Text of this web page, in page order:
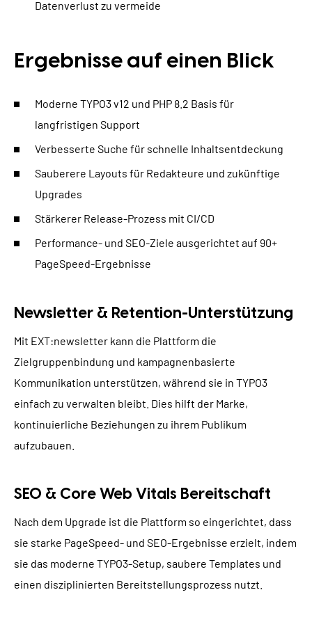
Datenverlust zu vermeide
Ergebnisse auf einen Blick
Moderne TYPO3 v12 und PHP 8.2 Basis für
langfristigen Support
Verbesserte Suche für schnelle Inhaltsentdeckung
Sauberere Layouts für Redakteure und zukünftige
Upgrades
Stärkerer Release-Prozess mit CI/CD
Performance- und SEO-Ziele ausgerichtet auf 90+
PageSpeed-Ergebnisse
Newsletter & Retention-Unterstützung
Mit EXT:newsletter kann die Plattform die
Zielgruppenbindung und kampagnenbasierte
Kommunikation unterstützen, während sie in TYPO3
einfach zu verwalten bleibt. Dies hilft der Marke,
kontinuierliche Beziehungen zu ihrem Publikum
aufzubauen.
SEO & Core Web Vitals Bereitschaft
Nach dem Upgrade ist die Plattform so eingerichtet, dass
sie starke PageSpeed- und SEO-Ergebnisse erzielt, indem
sie das moderne TYPO3-Setup, saubere Templates und
einen disziplinierten Bereitstellungsprozess nutzt.